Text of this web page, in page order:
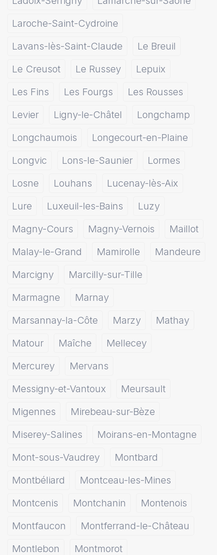
Laroche-Saint-Cydroine
Lavans-lès-Saint-Claude
Le Breuil
Le Creusot
Le Russey
Lepuix
Les Fins
Les Fourgs
Les Rousses
Levier
Ligny-le-Châtel
Longchamp
Longchaumois
Longecourt-en-Plaine
Longvic
Lons-le-Saunier
Lormes
Losne
Louhans
Lucenay-lès-Aix
Lure
Luxeuil-les-Bains
Luzy
Magny-Cours
Magny-Vernois
Maillot
Malay-le-Grand
Mamirolle
Mandeure
Marcigny
Marcilly-sur-Tille
Marmagne
Marnay
Marsannay-la-Côte
Marzy
Mathay
Matour
Maîche
Mellecey
Mercurey
Mervans
Messigny-et-Vantoux
Meursault
Migennes
Mirebeau-sur-Bèze
Miserey-Salines
Moirans-en-Montagne
Mont-sous-Vaudrey
Montbard
Montbéliard
Montceau-les-Mines
Montcenis
Montchanin
Montenois
Montfaucon
Montferrand-le-Château
Montlebon
Montmorot